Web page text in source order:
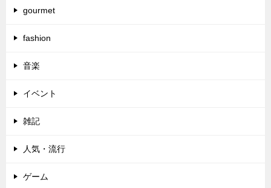
gourmet
fashion
音楽
イベント
雑記
人気・流行
ゲーム